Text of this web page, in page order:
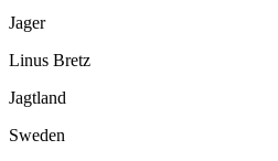
Jager
Linus Bretz
Jagtland
Sweden